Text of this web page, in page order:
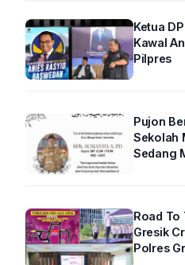
Ketua
Kawal
Pilpres
Pujon Berduka,
Sekolah
Sedang
Road To
Gresik
Polres